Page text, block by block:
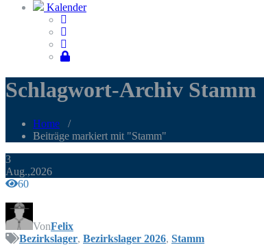
Kalender
Schlagwort-Archiv Stamm
Home /
Beiträge markiert mit "Stamm"
3
Aug.,2026
60
VonFelix
Bezirkslager, Bezirkslager 2026, Stamm